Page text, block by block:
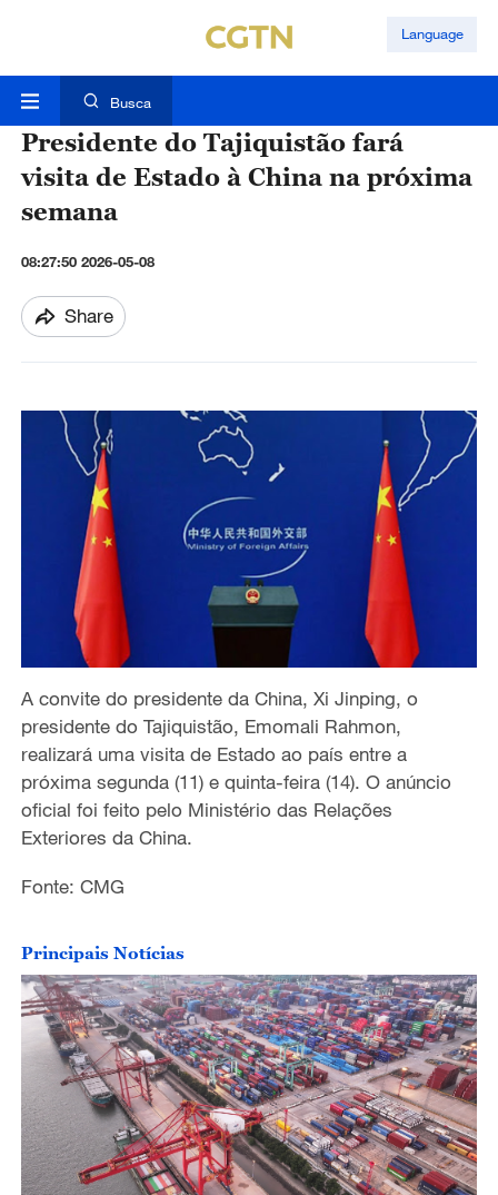
Language
Busca
Presidente do Tajiquistão fará
visita de Estado à China na próxima
semana
08:27:50 2026-05-08
Share
A convite do presidente da China, Xi Jinping, o
presidente do Tajiquistão, Emomali Rahmon,
realizará uma visita de Estado ao país entre a
próxima segunda (11) e quinta-feira (14). O anúncio
oficial foi feito pelo Ministério das Relações
Exteriores da China.
Fonte: CMG
Principais Notícias